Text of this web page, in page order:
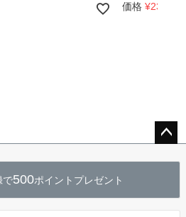
価格 ¥23,661
へ
で500ポイントプレゼント